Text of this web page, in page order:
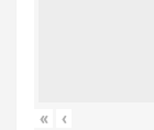
« ‹